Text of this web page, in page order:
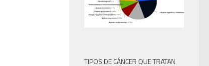
TIPOS DE CÁNCER QUE TRATAN